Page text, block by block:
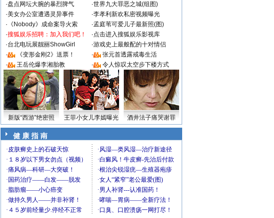
·盘点网坛大腕的暴烈脾气 ·世界九大罪恶之城(组图)
·美女办公室遭遇灵异事件 ·李孝利新欢私密视频曝光
· 《Nobody》成命案导火索 ·孟庭苇可爱儿子最新照(图)
·搜狐娱乐招聘：加入我们吧！ ·点击进入搜狐娱乐影视库
·台北电玩展靓丽ShowGirl ·游戏史上最般配的十对情侣
·
《变形金刚2》送票！ ·
张元首透露戒毒生活
·
王岳伦爆李湘胎教 · 令人惊叹太空步下楼方式
新版“西游”绝密照 王菲小女儿李嫣曝光 酒井法子痛哭谢罪
健 康 指 南